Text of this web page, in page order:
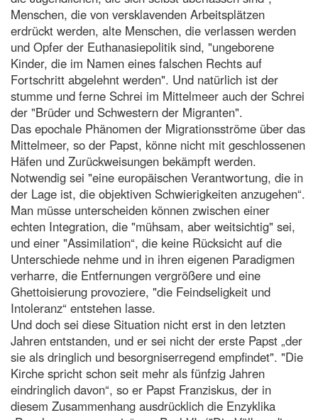
Menschen, die von versklavenden Arbeitsplätzen
erdrückt werden, alte Menschen, die verlassen werden
und Opfer der Euthanasiepolitik sind, "ungeborene
Kinder, die im Namen eines falschen Rechts auf
Fortschritt abgelehnt werden". Und natürlich ist der
stumme und ferne Schrei im Mittelmeer auch der Schrei
der "Brüder und Schwestern der Migranten".
Das epochale Phänomen der Migrationsströme über das
Mittelmeer, so der Papst, könne nicht mit geschlossenen
Häfen und Zurückweisungen bekämpft werden.
Notwendig sei "eine europäischen Verantwortung, die in
der Lage ist, die objektiven Schwierigkeiten anzugehen“.
Man müsse unterscheiden können zwischen einer
echten Integration, die "mühsam, aber weitsichtig" sei,
und einer "Assimilation“, die keine Rücksicht auf die
Unterschiede nehme und in ihren eigenen Paradigmen
verharre, die Entfernungen vergrößere und eine
Ghettoisierung provoziere, "die Feindseligkeit und
Intoleranz“ entstehen lasse.
Und doch sei diese Situation nicht erst in den letzten
Jahren entstanden, und er sei nicht der erste Papst „der
sie als dringlich und besorgniserregend empfindet". "Die
Kirche spricht schon seit mehr als fünfzig Jahren
eindringlich davon“, so er Papst Franziskus, der in
diesem Zusammenhang ausdrücklich die Enzyklika